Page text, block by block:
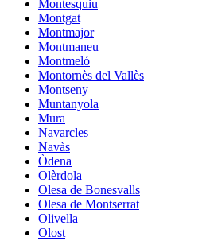
Montesquiu
Montgat
Montmajor
Montmaneu
Montmeló
Montornès del Vallès
Montseny
Muntanyola
Mura
Navarcles
Navàs
Òdena
Olèrdola
Olesa de Bonesvalls
Olesa de Montserrat
Olivella
Olost